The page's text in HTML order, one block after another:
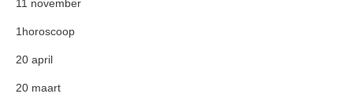
11 november
1horoscoop
20 april
20 maart